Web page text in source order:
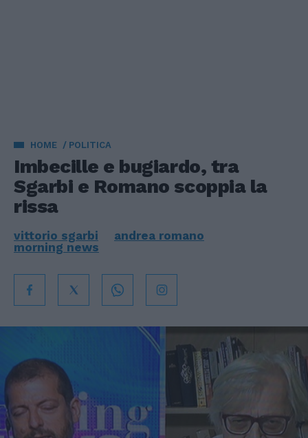
HOME POLITICA
Imbecille e bugiardo, tra
Sgarbi e Romano scoppia la
rissa
vittorio sgarbi
andrea romano
morning news